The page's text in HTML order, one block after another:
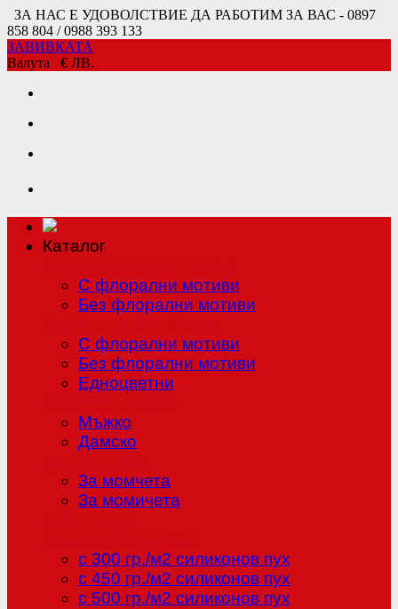
ЗА НАС Е УДОВОЛСТВИЕ ДА РАБОТИМ ЗА ВАС - 0897
858 804 / 0988 393 133
ЗАВИВКАТА
Валута € ЛВ.
Каталог
С флорални мотиви
Без флорални мотиви
С флорални мотиви
Без флорални мотиви
Едноцветни
Мъжко
Дамско
За момчета
За момичета
с 300 гр./м2 силиконов пух
с 450 гр./м2 силиконов пух
с 500 гр./м2 силиконов пух